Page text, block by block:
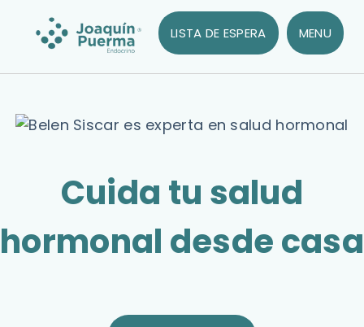
LISTA DE ESPERA MENU
Cuida tu salud
hormonal desde casa